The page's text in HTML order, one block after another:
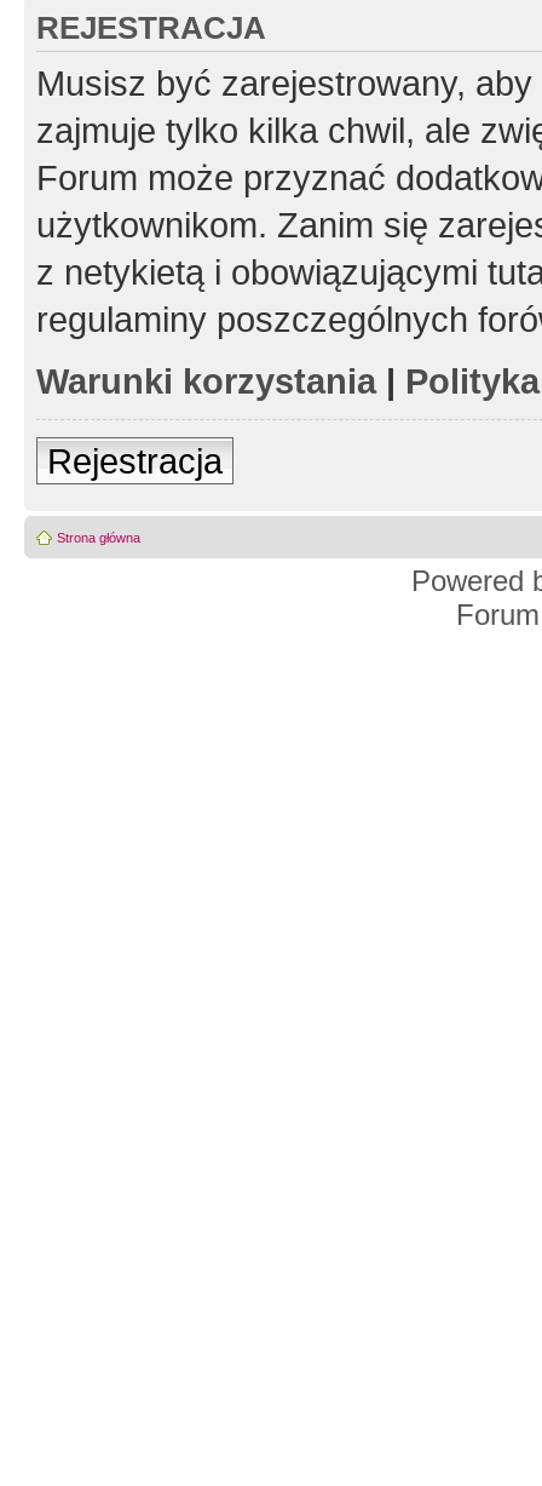
REJESTRACJA
Musisz być zarejestrowany,
zajmuje tylko kilka chwil, ale
Forum może przyznać
użytkownikom. Zanim się
z netykietą i obowiązującymi
regulaminy poszczególnych
Warunki korzystania|
Rejestracja
Strona główna
Powered